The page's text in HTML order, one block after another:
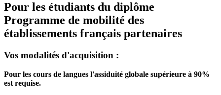
Pour les étudiants du diplôme
Programme de mobilité des
établissements français partenaires
Vos modalités d'acquisition :
Pour les cours de langues l'assiduité globale supérieure à 90%
est requise.